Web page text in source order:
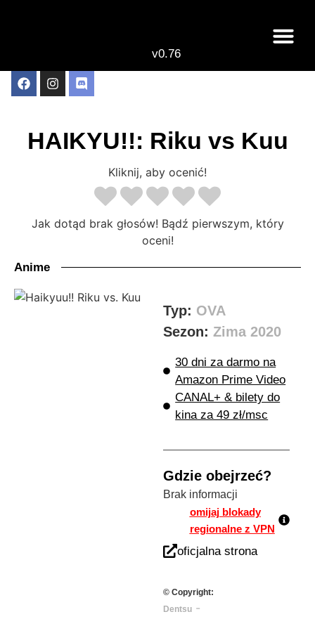
v0.76
HAIKYU!!: Riku vs Kuu
Kliknij, aby ocenić!
Jak dotąd brak głosów! Bądź pierwszym, który
oceni!
Anime
Typ: OVA
Sezon: Zima 2020
30 dni za darmo na
Amazon Prime Video
CANAL+ & bilety do
kina za 49 zł/msc
Gdzie obejrzeć?
Brak informacji
omijaj blokady
regionalne z VPN
oficjalna strona
© Copyright:
Dentsu-